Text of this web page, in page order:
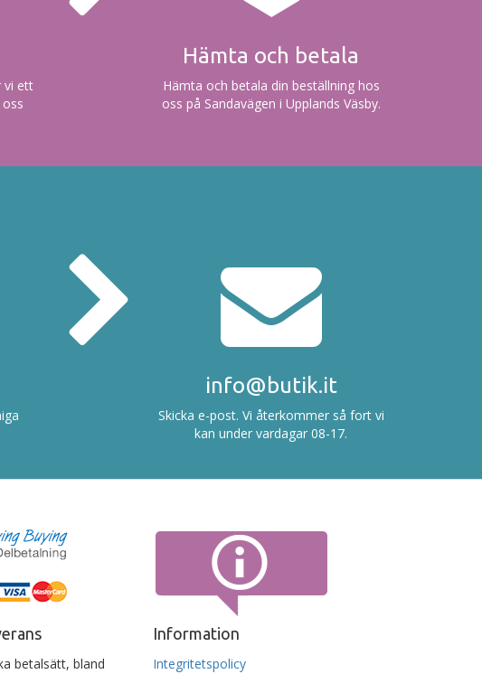
vi ett
Hämta och betala
Hämta och betala din beställning hos
oss på Sandavägen i Upplands Väsby.
info@butik.it
Skicka e-post. Vi återkommer så fort vi
kan under vardagar 08-17.
betalsätt, bland
Information
Integritetspolicy